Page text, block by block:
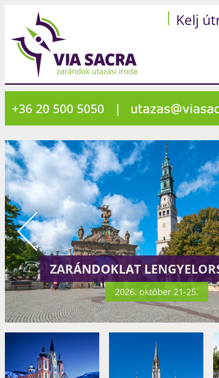
Kelj
+36 20 500 5050 |
ZARÁNDOKLAT
2026. október 23-29.